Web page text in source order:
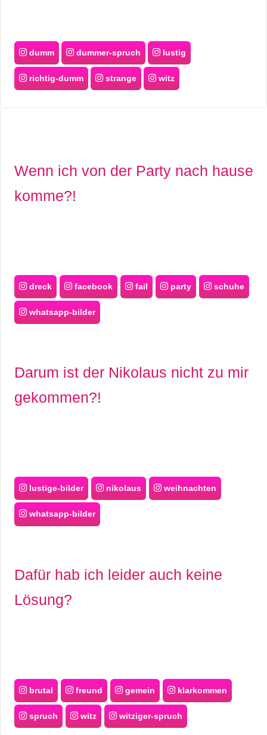
dumm dummer-spruch lustig
richtig-dumm strange witz
Wenn ich von der Party nach hause
komme?!
dreck facebook fail party schuhe
whatsapp-bilder
Darum ist der Nikolaus nicht zu mir
gekommen?!
lustige-bilder nikolaus weihnachten
whatsapp-bilder
Dafür hab ich leider auch keine
Lösung?
brutal freund gemein klarkommen
spruch witz witziger-spruch